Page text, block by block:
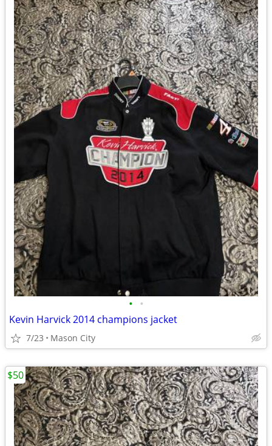
• •
Kevin Harvick 2014 champions jacket
7/23 Mason City
$50